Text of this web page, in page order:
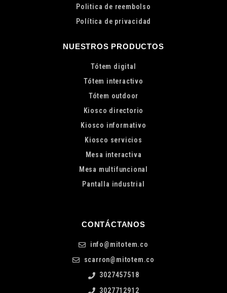
Politica de reembolso
Política de privacidad
NUESTROS PRODUCTOS
Tótem digital
Tótem interactivo
Tótem outdoor
Kiosco directorio
Kiosco informativo
Kiosco servicios
Mesa interactiva
Mesa multifuncional
Pantalla industrial
CONTÁCTANOS
info@mitotem.co
scarron@mitotem.co
3027457518
3027712912